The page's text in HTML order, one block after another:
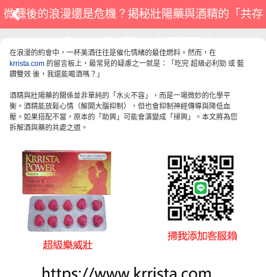
微醺後的浪漫還是危機？揭秘壯陽藥與酒精的「共存
在浪漫的約會中，一杯美酒往往是催化情緒的最佳燃料。然而，在
krrista.com 的留言板上，最常見的疑慮之一就是：「吃完 超級必利勁 或 藍
鑽雙效 後，我還能喝酒嗎？」
酒精與壯陽藥的關係並非單純的「水火不容」，而是一場微妙的化學平
衡。酒精能放鬆心情（解開大腦抑制），但也會抑制神經傳導與降低血
壓。如果搭配不當，原本的「助興」可能會演變成「掃興」。本文將為您
拆解酒與藥的共處之道。